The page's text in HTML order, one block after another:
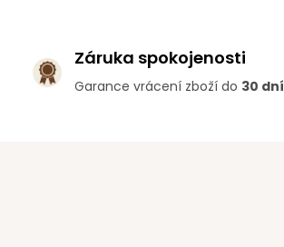
Záruka spokojenosti
Garance vrácení zboží do 30 dní